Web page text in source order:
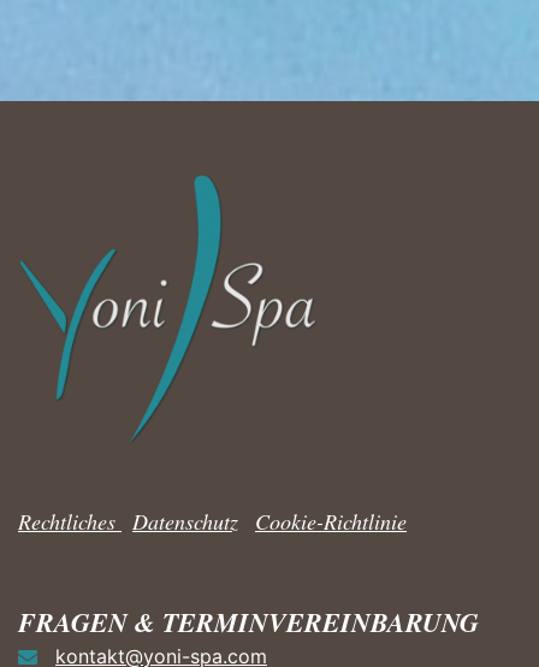
Rechtliches Datenschutz Cookie-Richtlinie
FRAGEN & TERMINVEREINBARUNG
kontakt@yoni-spa.com